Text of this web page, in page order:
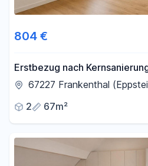
804 €
Erstbezug nach
Erdgeschosswohnung mit
67227 Frankenthal
2
67m²